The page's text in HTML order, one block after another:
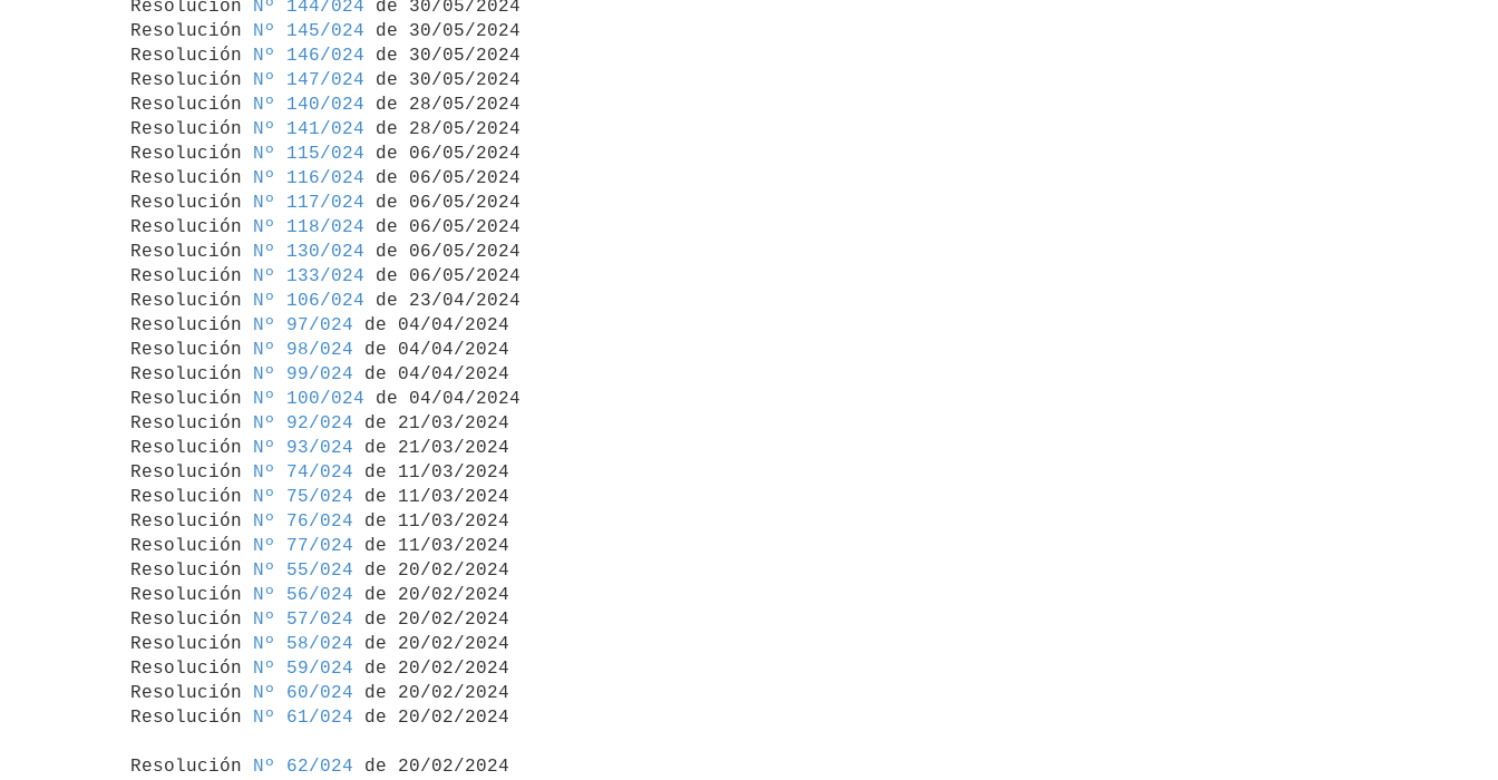
Resolución
Nº 144/024 de 30/05/2024
Resolución
Nº 145/024 de 30/05/2024
Resolución
Nº 146/024 de 30/05/2024
Resolución
Nº 147/024 de 30/05/2024
Resolución
Nº 140/024 de 28/05/2024
Resolución
Nº 141/024 de 28/05/2024
Resolución
Nº 115/024 de 06/05/2024
Resolución
Nº 116/024 de 06/05/2024
Resolución
Nº 117/024 de 06/05/2024
Resolución
Nº 118/024 de 06/05/2024
Resolución
Nº 130/024 de 06/05/2024
Resolución
Nº 133/024 de 06/05/2024
Resolución
Nº 106/024 de 23/04/2024
Resolución
Nº 97/024 de 04/04/2024
Resolución
Nº 98/024 de 04/04/2024
Resolución
Nº 99/024 de 04/04/2024
Resolución
Nº 100/024 de 04/04/2024
Resolución
Nº 92/024 de 21/03/2024
Resolución
Nº 93/024 de 21/03/2024
Resolución
Nº 74/024 de 11/03/2024
Resolución
Nº 75/024 de 11/03/2024
Resolución
Nº 76/024 de 11/03/2024
Resolución
Nº 77/024 de 11/03/2024
Resolución
Nº 55/024 de 20/02/2024
Resolución
Nº 56/024 de 20/02/2024
Resolución
Nº 57/024 de 20/02/2024
Resolución
Nº 58/024 de 20/02/2024
Resolución
Nº 59/024 de 20/02/2024
Resolución
Nº 60/024 de 20/02/2024
Resolución
Nº 61/024 de 20/02/2024
Resolución Nº 62/024 de 20/02/2024